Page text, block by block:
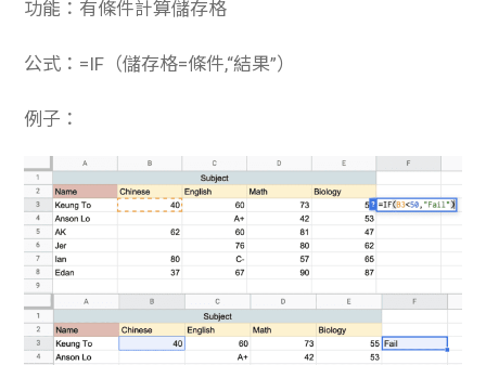
功能：有條件計算儲存格
公式：=IF（儲存格=條件,“結果”）
例子：